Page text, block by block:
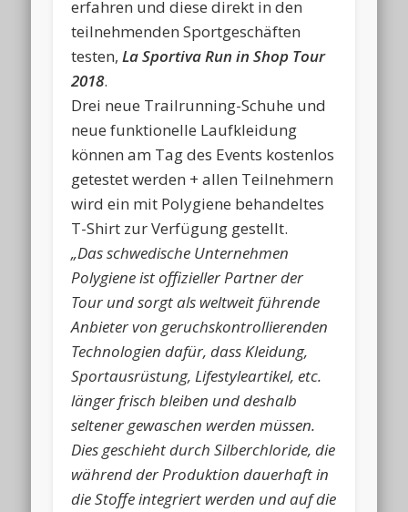
erfahren und diese direkt in den
teilnehmenden Sportgeschäften
testen,La Sportiva Run in Shop Tour
2018.
Drei neue Trailrunning-Schuhe und
neue funktionelle Laufkleidung
können am Tag des Events kostenlos
getestet werden + allen Teilnehmern
wird ein mit Polygiene behandeltes
T-Shirt zur Verfügung gestellt.
„Das schwedische Unternehmen
Polygiene ist offizieller Partner der
Tour und sorgt als weltweit führende
Anbieter von geruchskontrollierenden
Technologien dafür, dass Kleidung,
Sportausrüstung, Lifestyleartikel, etc.
länger frisch bleiben und deshalb
seltener gewaschen werden müssen.
Dies geschieht durch Silberchloride, die
während der Produktion dauerhaft in
die Stoffe integriert werden und auf die